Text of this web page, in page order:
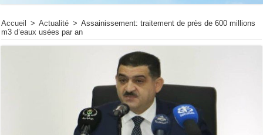
Accueil > Actualité > Assainissement: traitement de près de 600 millions
m3 d’eaux usées par an